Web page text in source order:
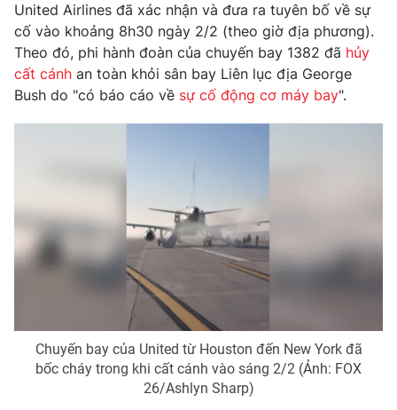
Nhân vật
Khán giả
Giải sao mai
Âm nhạc
Sao
Đời sống
Du lịch
Làm đẹp
Chất lượng cuộc sống
Giáo dục
Tuyển sinh
Thị trường
Tư vấn
Lịch phát sóng
Podcast
Photo Infographic
United Airlines đã xác nhận và đưa ra tuyên bố về sự
cố vào khoảng 8h30 ngày 2/2 (theo giờ địa phương).
Theo đó, phi hành đoàn của chuyến bay 1382 đã hủy
cất cánh an toàn khỏi sân bay Liên lục địa George
Bush do "có báo cáo về sự cố động cơ máy bay".
Chuyến bay của United từ Houston đến New York đã
bốc cháy trong khi cất cánh vào sáng 2/2 (Ảnh: FOX
26/Ashlyn Sharp)